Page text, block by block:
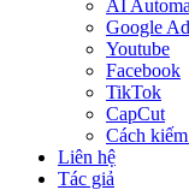
AI
Google
Youtube
Facebook
TikTok
CapCut
Cách
Liên hệ
Tác giả